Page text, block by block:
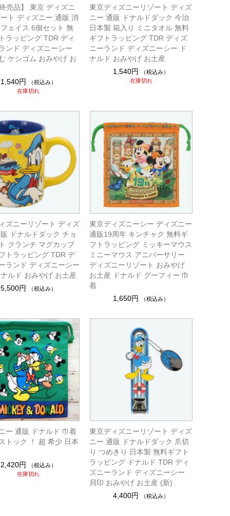
売品】 東京 ディズニ
ト ディズニー 通販 消
ェイス 6個セット 無
ラッピング TDR ディ
ンド ディズニーシー
ケシゴム おみやげ お
1,540円
（税込み）
在庫切れ
東京ディズニーリゾート ディズ
ニー 通販 ドナルドダック 今治
日本製 箱入り ミニタオル 無料
ギフトラッピング TDR ディズ
ニーランド ディズニーシー ド
ナルド おみやげ お土産
1,540円
（税込み）
在庫切れ
ズニーリゾート ディズ
ドナルドダック チョ
クランチ マグカップ
トラッピング TDR デ
ランド ディズニーシー
ルド おみやげ お土産
5,500円
（税込み）
東京ディズニーシー ディズニー
通販19周年 キンチャク 無料ギ
フトラッピング ミッキーマウス
ミニーマウス アニバーサリー
ディズニーリゾート おみやげ
お土産 ドナルド グーフィー 巾
着
1,650円
（税込み）
ー 通販 ドナルド 巾着
トック ！ 超 希少 日本
2,420円
（税込み）
在庫切れ
東京ディズニーリゾート ディズ
ニー 通販 ドナルドダック 爪切
り つめきり 日本製 無料ギフト
ラッピング ドナルド TDR ディ
ズニーランド ディズニーシー
貝印 おみやげ お土産 (新)
4,400円
（税込み）